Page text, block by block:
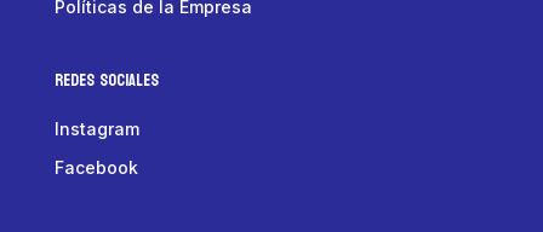
Políticas de la Empresa
Redes Sociales
Instagram
Facebook